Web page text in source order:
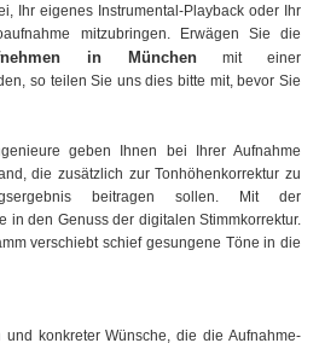
Ihr eigenes Instrumental-Playback oder Ihr
mitzubringen. Erwägen Sie die
in München mit einer
so teilen Sie uns dies bitte mit, bevor Sie
geben Ihnen bei Ihrer Aufnahme
die zusätzlich zur Tonhöhenkorrektur zu
beitragen sollen. Mit der
in den Genuss der digitalen Stimmkorrektur.
verschiebt schief gesungene Töne in die
konkreter Wünsche, die die Aufnahme-